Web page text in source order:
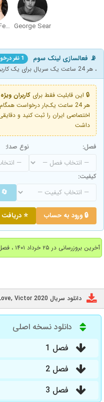
George Sear
Isabella Ferreira
📡 فعالسازی لینک سوم 1 نفر درخواست داده
، هر 24 ساعت یک سریال برای یک کاربر ویژه
🔒 این قابلیت فقط برای کاربران ویژه
اختصاصی ایران را ثبت کنید و
داشت
فصل: نوع صدا:
کیفیت:
🔒 ورود به حساب ⭐
آخرین بروزرسانی در ۲۵ خرداد ۱۴۰۱ ، فصل سوم اضافه شد
دانلود سریال Love, Victor 2020
دانلود نسخه اصلی
فصل 1
فصل 2
فصل 3